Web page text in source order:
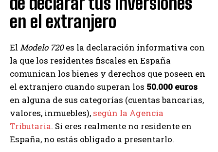
en el extranjero
El Modelo 720es la declaración informativa con
la que los residentes fiscales en España
comunican los bienes y derechos que poseen en
el extranjero cuando superan los 50.000 euros
en alguna de sus categorías (cuentas bancarias,
valores, inmuebles), según la Agencia
Tributaria. Si eres realmente no residente en
España, no estás obligado a presentarlo.